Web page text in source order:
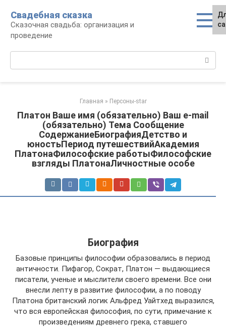
контенту
Свадебная сказка
Сказочная свадьба: организация и
проведение
Главная » Персоны-star
Платон Ваше имя (обязательно) Ваш e-mail
(обязательно) Тема Сообщение
СодержаниеБиографияДетство и
юностьПериод путешествийАкадемия
ПлатонаФилософские работыФилософские
взгляды ПлатонаЛичностные особе
Биография
Базовые принципы философии образовались в период
античности. Пифагор, Сократ, Платон — выдающиеся
писатели, ученые и мыслители своего времени. Все они
внесли лепту в развитие философии, а по поводу
Платона британский логик Альфред Уайтхед выразился,
что вся европейская философия, по сути, примечание к
произведениям древнего грека, ставшего